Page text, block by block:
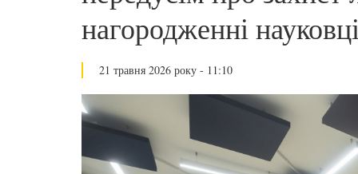
нагородженні
21 травня 2026 року - 11:10